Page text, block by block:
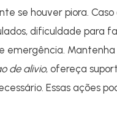
se houver piora.
dificuldade para
emergência.
de alivio, ofereça
Essas ações